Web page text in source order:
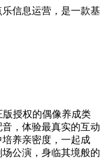
乐信息运营，是一款基
版授权的偶像养成类
，体验最真实的互动
养亲密度，一起成
公演，身临其境般的